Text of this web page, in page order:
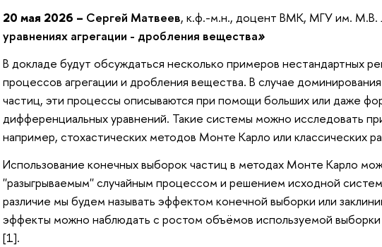
20 мая 2026 – Сергей Матвеев, к.ф.-м.н., доцент ВМК, МГУ им. М.В.
уравнениях агрегации - дробления вещества»
В докладе будут обсуждаться несколько примеров нестандартных
процессов агрегации и дробления вещества. В случае
частиц, эти процессы описываются при помощи больших или даже
дифференциальных уравнений. Такие системы можно исследовать
например, стохастических методов Монте Карло или классических
Использование конечных выборок частиц в методах Монте Карло
''разыгрываемым'' случайным процессом и решением исходной
различие мы будем называть эффектом конечной выборки или
эффекты можно наблюдать с ростом объёмов используемой
[1].